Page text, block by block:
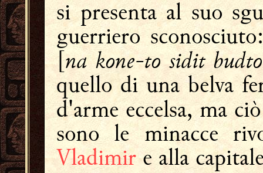
si presenta al suo
guerriero
[na kone-to sidit
quello di una belva
d'arme eccelsa, ma
sono le minacce
Vladimire alla